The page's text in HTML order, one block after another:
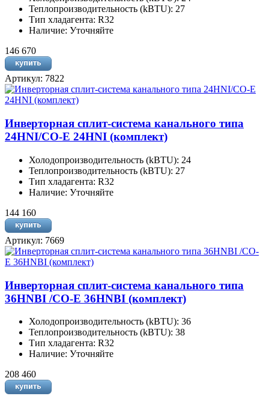
Теплопроизводительность (kBTU): 27
Тип хладагента: R32
Наличие: Уточняйте
146 670
Артикул: 7822
Инверторная сплит-система канального типа
24HNI/CO-E 24HNI (комплект)
Холодопроизводительность (kBTU): 24
Теплопроизводительность (kBTU): 27
Тип хладагента: R32
Наличие: Уточняйте
144 160
Артикул: 7669
Инверторная сплит-система канального типа
36HNBI /CO-E 36HNBI (комплект)
Холодопроизводительность (kBTU): 36
Теплопроизводительность (kBTU): 38
Тип хладагента: R32
Наличие: Уточняйте
208 460